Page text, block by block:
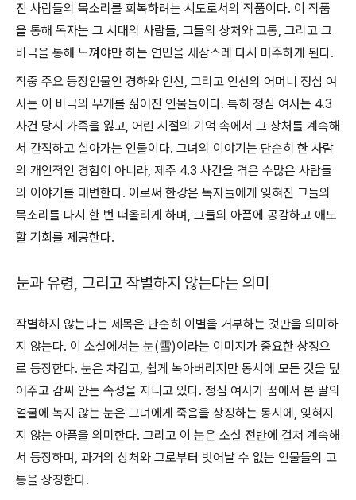
진 사람들의 목소리를 회복하려는 시도로서의 작품이다. 이 작품
을 통해 독자는 그 시대의 사람들, 그들의 상처와 고통, 그리고 그
비극을 통해 느껴야만 하는 연민을 새삼스레 다시 마주하게 된다.
작중 주요 등장인물인 경하와 인선, 그리고 인선의 어머니 정심 여
사는 이 비극의 무게를 짊어진 인물들이다. 특히 정심 여사는 4.3
사건 당시 가족을 잃고, 어린 시절의 기억 속에서 그 상처를 계속해
서 간직하고 살아가는 인물이다. 그녀의 이야기는 단순히 한 사람
의 개인적인 경험이 아니라, 제주 4.3 사건을 겪은 수많은 사람들
의 이야기를 대변한다. 이로써 한강은 독자들에게 잊혀진 그들의
목소리를 다시 한 번 떠올리게 하며, 그들의 아픔에 공감하고 애도
할 기회를 제공한다.
눈과 유령, 그리고 작별하지 않는다는 의미
작별하지 않는다는 제목은 단순히 이별을 거부하는 것만을 의미하
지 않는다. 이 소설에서는 눈(雪)이라는 이미지가 중요한 상징으
로 등장한다. 눈은 차갑고, 쉽게 녹아버리지만 동시에 모든 것을 덮
어주고 감싸 안는 속성을 지니고 있다. 정심 여사가 꿈에서 본 딸의
얼굴에 녹지 않는 눈은 그녀에게 죽음을 상징하는 동시에, 잊혀지
지 않는 아픔을 의미한다. 그리고 이 눈은 소설 전반에 걸쳐 계속해
서 등장하며, 과거의 상처와 그로부터 벗어날 수 없는 인물들의 고
통을 상징한다.